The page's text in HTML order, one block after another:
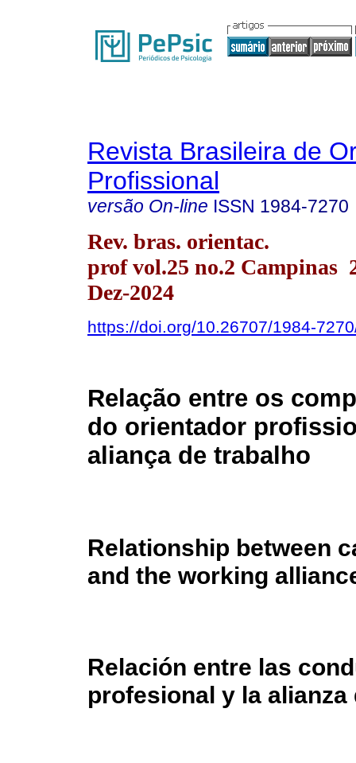
Revista Brasileira de
Profissional
versão On-line ISSN 1984-7270
Rev. bras. orientac.
prof vol.25 no.2 Campinas
Dez-2024
https://doi.org/10.26707/1984-
Relação entre os
do orientador
aliança de trabalho
Relationship between
and the working
Relación entre las
profesional y la alianza